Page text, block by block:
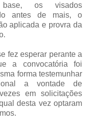
base, os visados
antes de mais, o
aplicada e provra da
fez esperar perante a
a convocatória foi
forma testemunhar
a vontade de
em solicitações
desta vez optaram